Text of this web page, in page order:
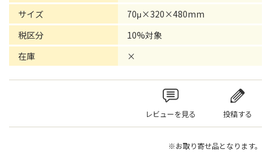
サイズ
70μ×320×480mm
税区分
10%対象
在庫
×
レビューを見る 投稿する
※お取り寄せ品となります。